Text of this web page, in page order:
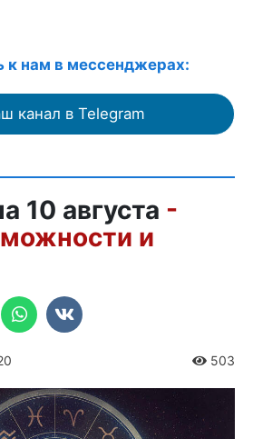
к нам в мессенджерах:
канал в Telegram
10 августа -
и
503